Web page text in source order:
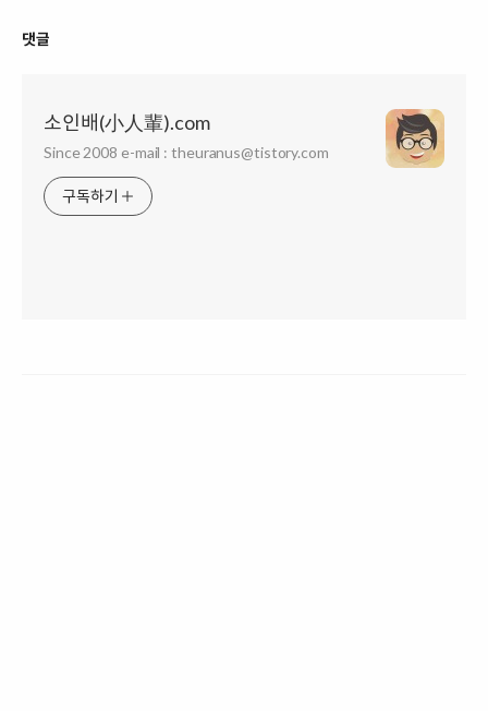
댓글
소인배(小人輩).com
Since 2008 e-mail : theuranus@tistory.com
구독하기